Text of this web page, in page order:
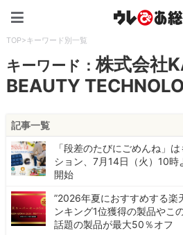
TOP>キーワード別一覧
キーワード：株式会社
BEAUTY
記事一覧
「段差のたびにごめんね」
ション、7月14日（火）10
開始
”2026年夏におすすめする楽
ンキング1位獲得の製品やこ
話題の製品が最大50％オフ